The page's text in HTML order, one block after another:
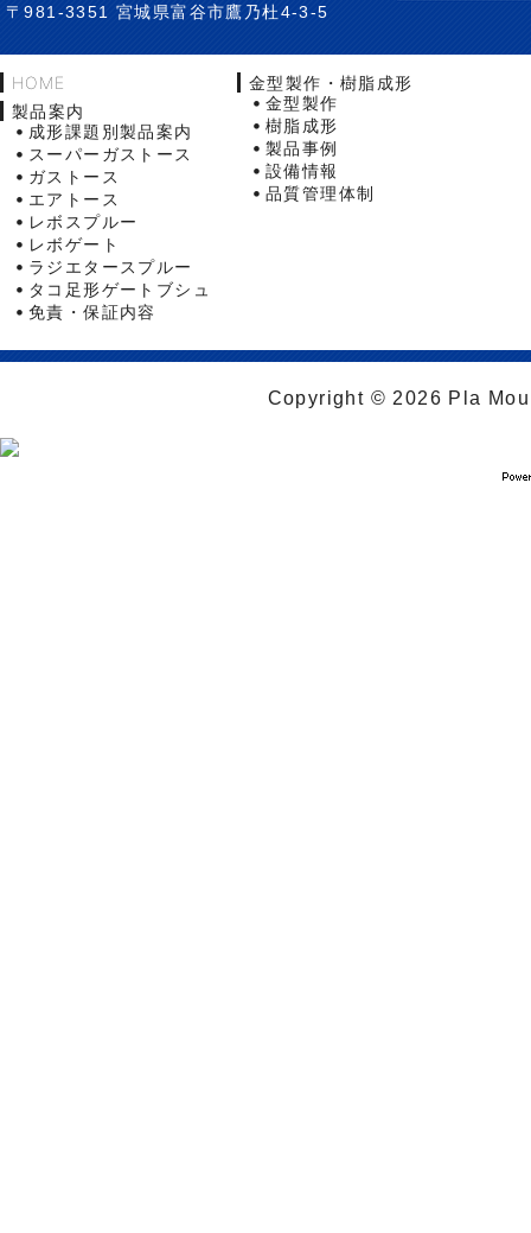
〒981-3351 宮城県富谷市鷹乃杜4-3-5
HOME
製品案内
成形課題別製品案内
スーパーガストース
ガストース
エアトース
レボスプルー
レボゲート
ラジエタースプルー
タコ足形ゲートブシュ
免責・保証内容
金型製作・樹脂成形
金型製作
樹脂成形
製品事例
設備情報
品質管理体制
Copyright © 2026 Pla